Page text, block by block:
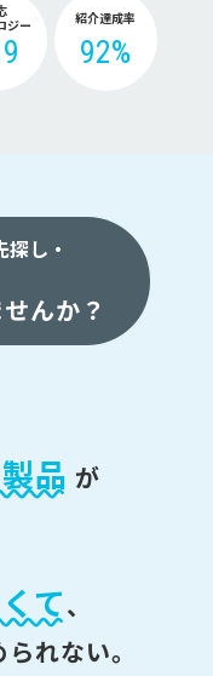
ジー
紹介達成率
92%
し・
んか？
品 が
て、
れない。